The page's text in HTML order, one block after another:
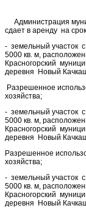
Администрация
сдает в аренду на
- земельный участок
5000 кв. м,
Красногорский
деревня Новый
Разрешенное
хозяйства;
- земельный участок
5000 кв. м,
Красногорский
деревня Новый
Разрешенное
хозяйства;
- земельный участок
5000 кв. м,
Красногорский
деревня Новый